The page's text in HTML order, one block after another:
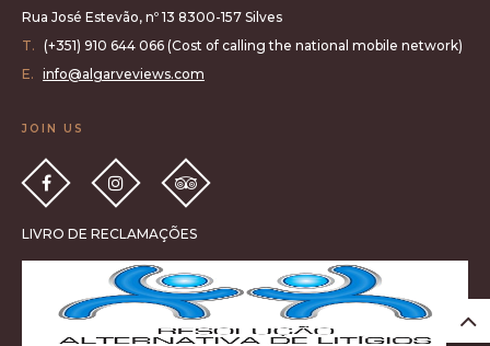
Rua José Estevão, nº 13 8300-157 Silves
T. (+351) 910 644 066 (Cost of calling the national mobile network)
E. info@algarveviews.com
JOIN US
LIVRO DE RECLAMAÇÕES